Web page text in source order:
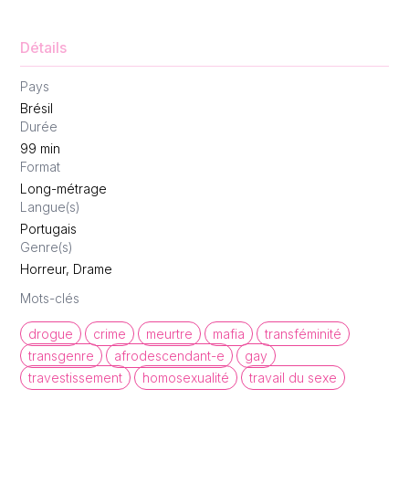
Détails
Pays
Brésil
Durée
99 min
Format
Long-métrage
Langue(s)
Portugais
Genre(s)
Horreur, Drame
Mots-clés
drogue crime meurtre mafia
transféminité
transgenre
afrodescendant-e
gay
travestissement
homosexualité travail du sexe